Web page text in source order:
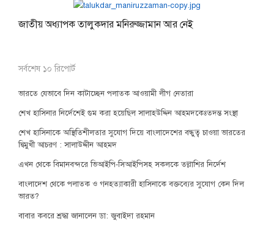
জাতীয় অধ্যাপক তালুকদার মনিরুজ্জামান আর নেই
সর্বশেষ ১০ রিপোর্ট
ভারতে যেভাবে দিন কাটাচ্ছেন পলাতক আওয়ামী লীগ নেতারা
শেখ হাসিনার নির্দেশেই গুম করা হয়েছিল সালাহউদ্দিন আহমদকেঃতদন্ত সংস্থা
শেখ হাসিনাকে অস্থিতিশীলতার সুযোগ দিয়ে বাংলাদেশের বন্ধুত্ব চাওয়া ভারতের
দ্বিমুখী আচরণ : সালাউদ্দীন আহমদ
এখন থেকে বিমানবন্দরে ভিআইপি-সিআইপিসহ সকলকে তল্লাশির নির্দেশ
বাংলাদেশ থেকে পলাতক ও গনহত্যাকারী হাসিনাকে বক্তব্যের সুযোগ কেন দিল
ভারত?
বাবার কবরে শ্রদ্ধা জানালেন ডা: জুবাইদা রহমান